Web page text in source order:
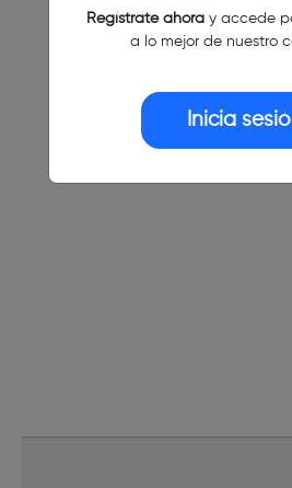
Regístrate ahoray accede
a lo mejor de nuestro
Inicia